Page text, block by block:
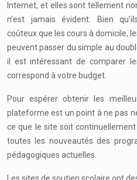
Internet, et elles sont tellement
n’est jamais évident. Bien
coûteux que les cours à domicile,
peuvent passer du simple au
il est intéressant de comparer
correspond à votre budget.
Pour espérer obtenir les
plateforme est un point à ne pas
ce que le site soit
toutes les nouveautés des
pédagogiques actuelles.